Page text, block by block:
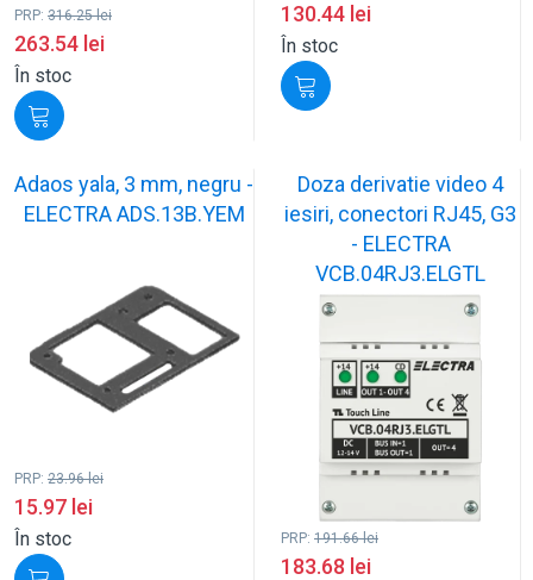
PRP: 316.25lei
263.54 lei
În stoc
130.44 lei
În stoc
Adaos yala, 3 mm, negru -
ELECTRA ADS.13B.YEM
PRP: 23.96lei
15.97 lei
În stoc
Doza derivatie video 4
iesiri, conectori RJ45, G3
- ELECTRA
VCB.04RJ3.ELGTL
PRP: 191.66lei
183.68 lei